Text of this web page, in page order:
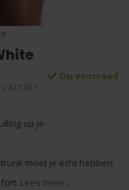
Op voorraad
€27,00 /
op je
moet je echt hebben.
Lees meer..